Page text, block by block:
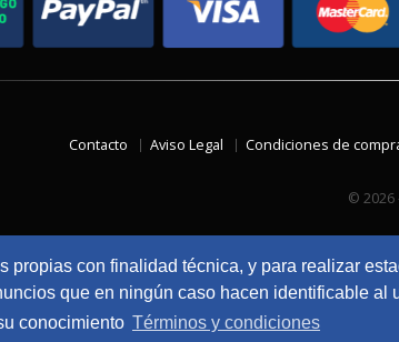
propias con finalidad técnica, y para realizar
que en ningún caso hacen identificable al
conocimiento Términos y condiciones
Contacto Aviso Legal Condiciones de
© 2026